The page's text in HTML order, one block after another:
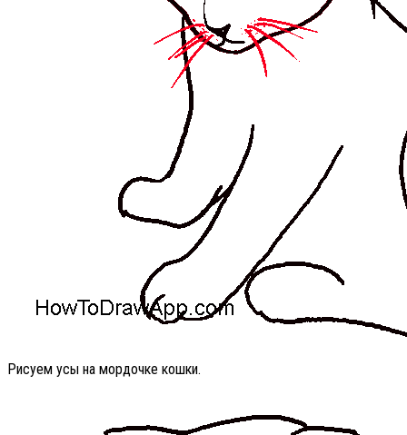
Рисуем усы на мордочке кошки.